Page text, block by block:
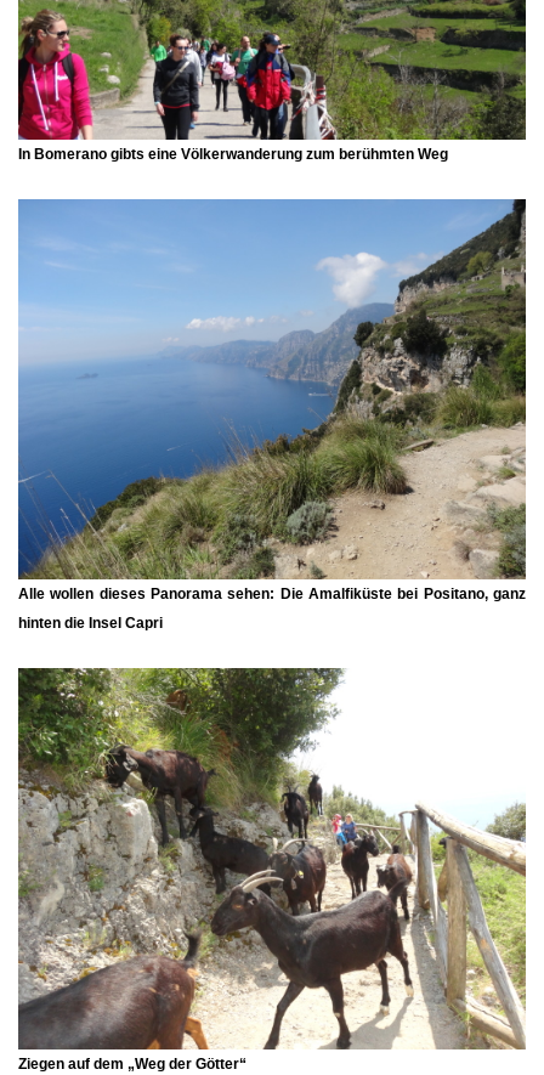
In Bomerano gibts eine Völkerwanderung zum berühmten Weg
Alle wollen dieses Panorama sehen: Die Amalfiküste bei Positano, ganz
hinten die Insel Capri
Ziegen auf dem „Weg der Götter“